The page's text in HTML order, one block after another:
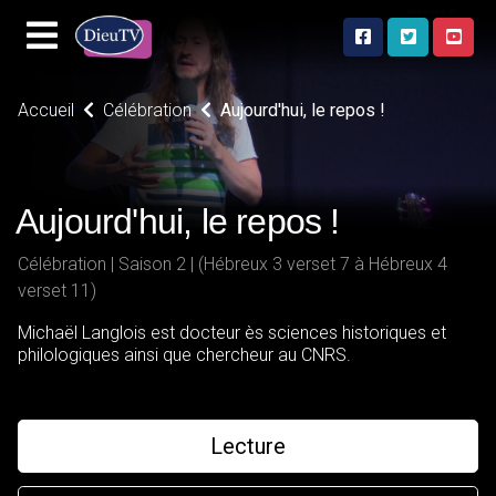
Accueil Célébration Aujourd'hui, le repos !
Aujourd'hui, le repos !
Célébration | Saison 2 | (Hébreux 3 verset 7 à Hébreux 4
verset 11)
Michaël Langlois est docteur ès sciences historiques et
philologiques ainsi que chercheur au CNRS.
Lecture